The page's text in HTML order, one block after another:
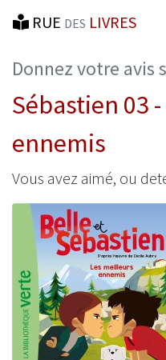
RUE DES LIVRES
Donnez votre avis
Sébastien 03
ennemis
Vous avez aimé, ou